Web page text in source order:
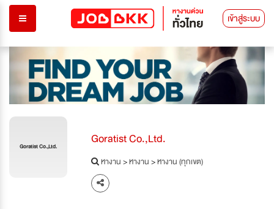
เข้าสู่ระบบ
Goratist Co.,Ltd. Goratist Co.,Ltd.
หางาน>หางาน>หางาน (ทุกเขต)